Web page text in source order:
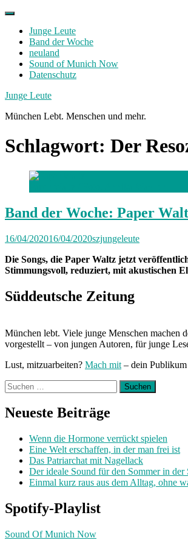
Skip
contentJunge Leute
Band der Woche
neuland
Sound of Munich Now
Datenschutz
Facebook
Twitter
Instagram
Junge Leute
München Lebt. Menschen und mehr.
Schlagwort: Der
Band der Woche: Paper
16/04/202016/04/2020szjungeleute
Die Songs, die Paper Waltz jetzt
Stimmungsvoll, reduziert, mit akustischen
Süddeutsche Zeitung
München lebt. Viele junge Menschen machen
vorgestellt – von jungen Autoren, für junge
Lust, mitzuarbeiten? Mach mit – dein
Suchen
nach:
Neueste Beiträge
Wenn die Hormone verrückt spielen
Eine Welt erschaffen, in der man frei ist
Das Patriarchat mit Nagellack
Der ideale Sound für den Sommer in der
Einmal kurz raus aus dem Alltag, ohne
Spotify-Playlist
Sound Of Munich Now